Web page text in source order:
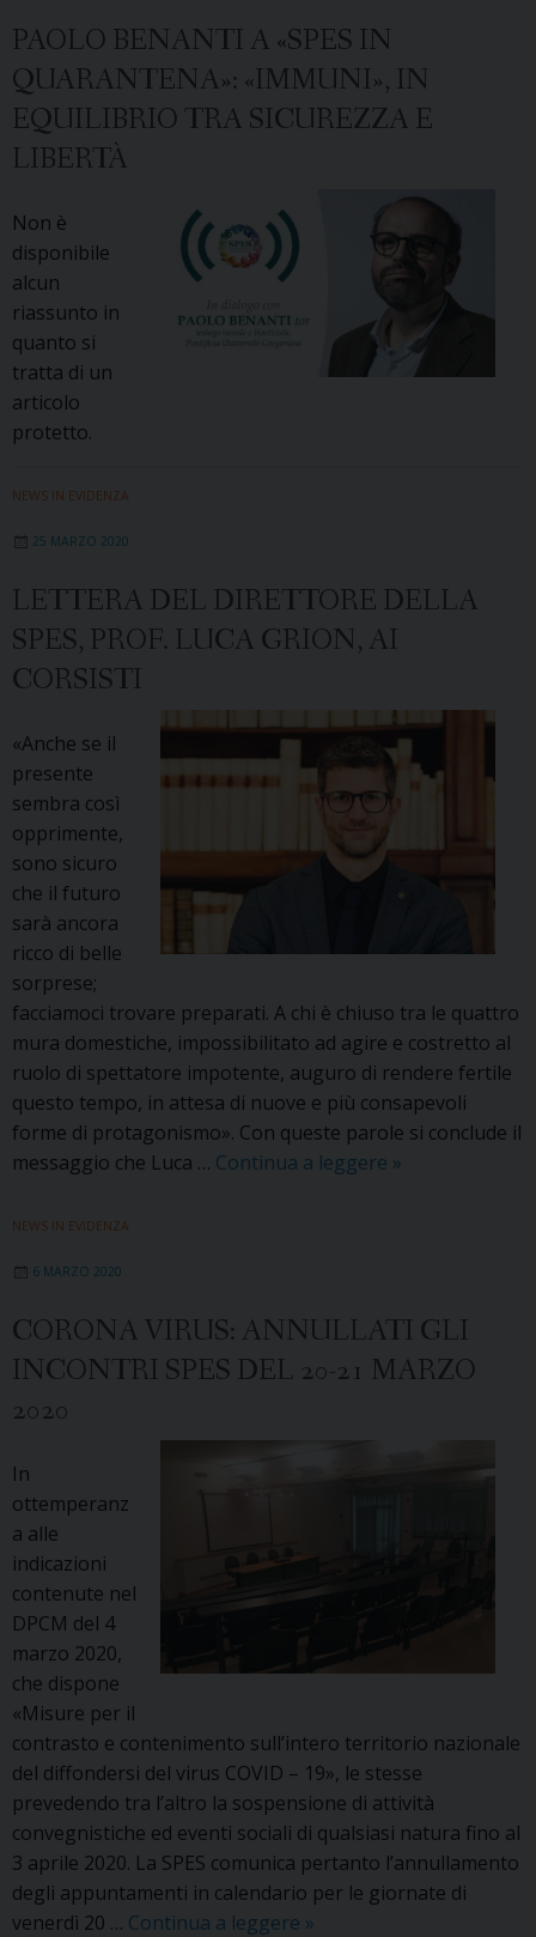
della
SPES
2020-
PAOLO BENANTI A «SPES IN
QUARANTENA»: «IMMUNI», IN
EQUILIBRIO TRA SICUREZZA E
LIBERTÀ
Non è
disponibile
alcun
riassunto in
quanto si
tratta di un
articolo
protetto.
NEWS IN EVIDENZA
25 MARZO 2020
LETTERA DEL DIRETTORE DELLA
SPES, PROF. LUCA GRION, AI
CORSISTI
«Anche se il
presente
sembra così
opprimente,
sono sicuro
che il futuro
sarà ancora
ricco di belle
sorprese;
facciamoci trovare preparati. A chi è chiuso tra le quattro
mura domestiche, impossibilitato ad agire e costretto al
ruolo di spettatore impotente, auguro di rendere fertile
questo tempo, in attesa di nuove e più consapevoli
forme di protagonismo». Con queste parole si conclude il
messaggio che Luca … Continua a leggere Lettera
Luca
Grion,
»
NEWS IN EVIDENZA
6 MARZO 2020
CORONA VIRUS: ANNULLATI GLI
INCONTRI SPES DEL 20-21 MARZO
2020
In
ottemperanz
a alle
indicazioni
contenute nel
DPCM del 4
marzo 2020,
che dispone
«Misure per il
contrasto e contenimento sull’intero territorio nazionale
del diffondersi del virus COVID – 19», le stesse
prevedendo tra l’altro la sospensione di attività
convegnistiche ed eventi sociali di qualsiasi natura fino al
3 aprile 2020. La SPES comunica pertanto l’annullamento
degli appuntamenti in calendario per le giornate di
venerdì 20 … Continua a leggere Corona
»